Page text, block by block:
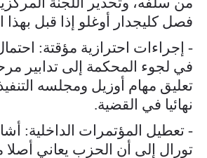
فصل كليجدار أوغلو إذا قبل بهذا
- إجراءات احترازية مؤقتة:
في لجوء المحكمة إلى تدابير
تعليق مهام أوزيل ومجلسه
نهائيا في القضية.
- تعطيل المؤتمرات الداخلية:
تورال إلى أن الحزب يعاني